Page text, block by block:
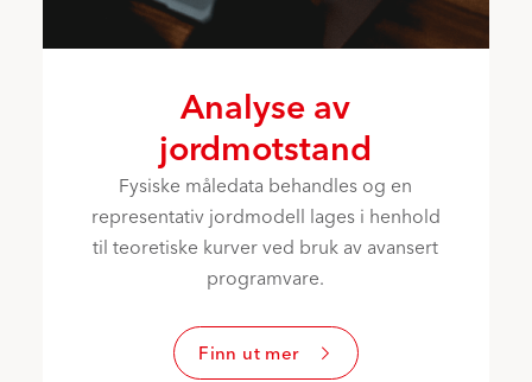
Analyse av
jordmotstand
Fysiske måledata behandles og en
representativ jordmodell lages i henhold
til teoretiske kurver ved bruk av avansert
programvare.
Finn ut mer